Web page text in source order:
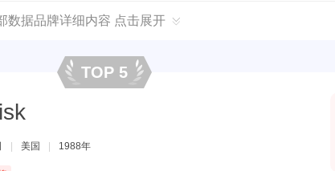
数据品牌详细内容 点击展开
TOP 5
美国 1988年